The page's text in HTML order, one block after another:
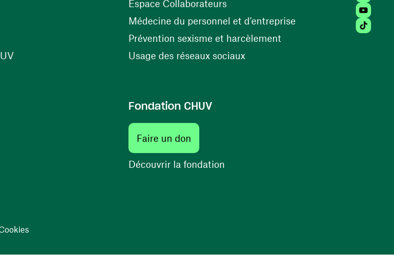
fenêtre)
(ouvre une nouvelle fenêtre)
Espace Collaborateurs(ouvre une nouvelle fenêtre)
Médecine du personnel et d’entreprise(ouvre une nouvelle
Prévention sexisme et harcèlement(ouvre une nouvelle
Usage des réseaux sociaux(ouvre une nouvelle fenêtre)
une nouvelle fenêtre)
une nouvelle fenêtre)
Fondation CHUV
Faire un don(ouvre une nouvelle fenêtre)
Découvrir la fondation(ouvre une nouvelle fenêtre)
Tiktok